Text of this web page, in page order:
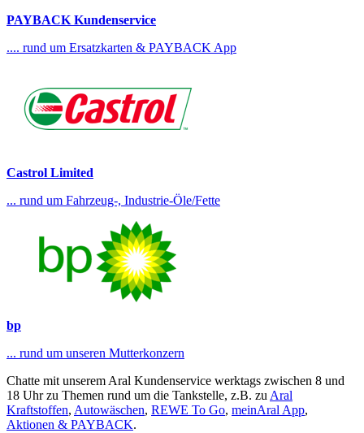
PAYBACK Kundenservice
.... rund um Ersatzkarten & PAYBACK App
Castrol Limited
... rund um Fahrzeug-, Industrie-Öle/Fette
bp
... rund um unseren Mutterkonzern
Chatte mit unserem Aral Kundenservice werktags zwischen 8 und
18 Uhr zu Themen rund um die Tankstelle, z.B. zu Aral
Kraftstoffen, Autowäschen, REWE To Go, meinAral App,
Aktionen & PAYBACK.